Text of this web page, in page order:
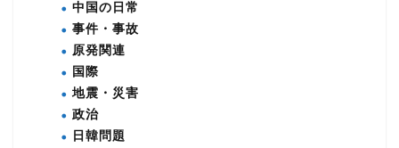
中国の日常
事件・事故
原発関連
国際
地震・災害
政治
日韓問題